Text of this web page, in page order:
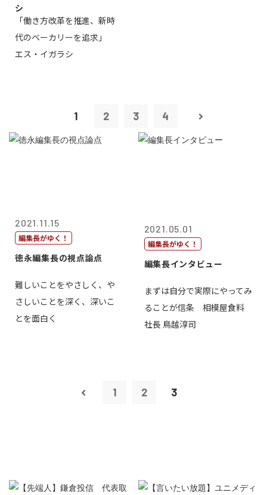
シ
「働き方改革を推進、新時
代のベーカリーを追求」
エス・イガラシ
1 2 3 4
2021.11.15
編集長がゆく！
徳永編集長の視点論点
難しいことをやさしく、や
さしいことを深く、深いこ
とを面白く
2021.05.01
編集長がゆく！
編集長インタビュー
まずは自分で実際にやってみ
ることが信条 相模屋食料
社長 鳥越淳司
1 2 3